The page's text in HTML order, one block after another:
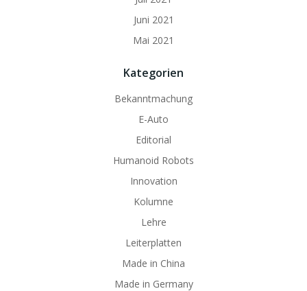
Juni 2021
Mai 2021
Kategorien
Bekanntmachung
E-Auto
Editorial
Humanoid Robots
Innovation
Kolumne
Lehre
Leiterplatten
Made in China
Made in Germany